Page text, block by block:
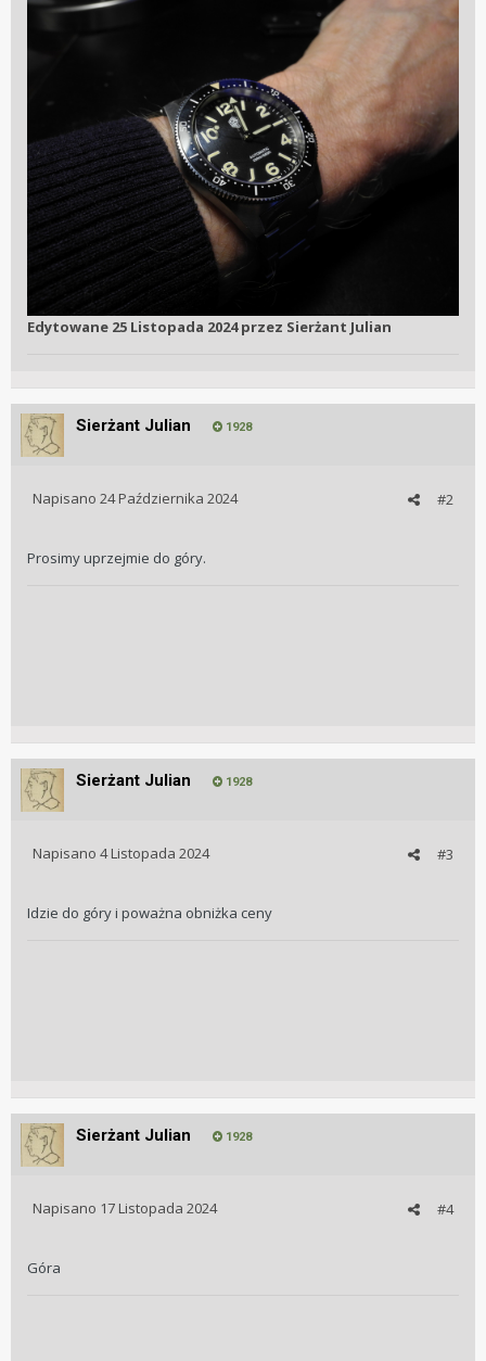
Edytowane 25 Listopada 2024przez Sierżant Julian
Sierżant Julian 1928
#2
Napisano 24 Października 2024
Prosimy uprzejmie do góry.
Sierżant Julian 1928
#3
Napisano 4 Listopada 2024
Idzie do góry i poważna obniżka ceny
Sierżant Julian 1928
#4
Napisano 17 Listopada 2024
Góra